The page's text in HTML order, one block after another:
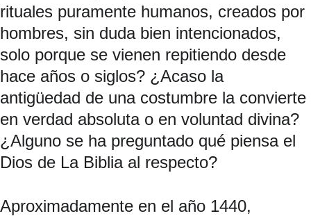
rituales puramente humanos, creados por
hombres, sin duda bien intencionados,
solo porque se vienen repitiendo desde
hace años o siglos? ¿Acaso la
antigüedad de una costumbre la convierte
en verdad absoluta o en voluntad divina?
¿Alguno se ha preguntado qué piensa el
Dios de La Biblia al respecto?
Aproximadamente en el año 1440,